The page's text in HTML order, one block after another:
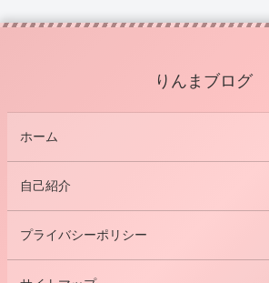
りんまブログ
ホーム
自己紹介
プライバシーポリシー